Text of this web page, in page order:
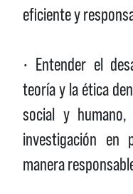
eficiente y
• Entender el
teoría y la ética
social y
investigación en
manera